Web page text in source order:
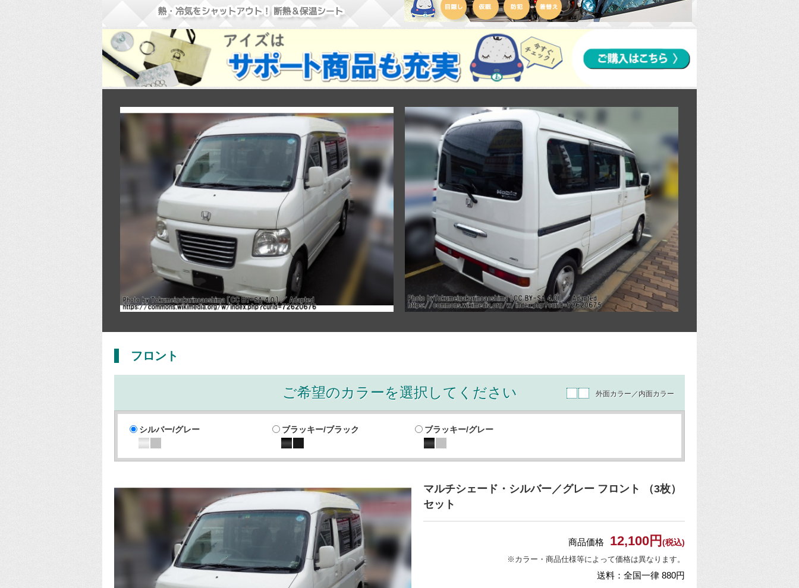
フロント
ご希望のカラーを選択してください 外面カラー／内面カラー
シルバー/グレー ブラッキー/ブラック ブラッキー/グレー
マルチシェード・シルバー／グレー フロント （3枚）
セット
商品価格 12,100円 (税込)
※カラー・商品仕様等によって価格は異なります。
送料：全国一律 880円